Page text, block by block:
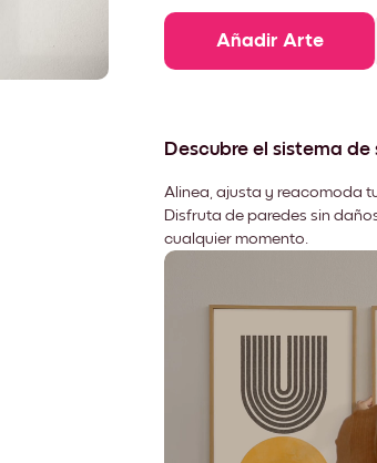
Añadir Arte
Descubre el sistema
Alinea, ajusta y reacomoda
Disfruta de paredes sin
cualquier momento.